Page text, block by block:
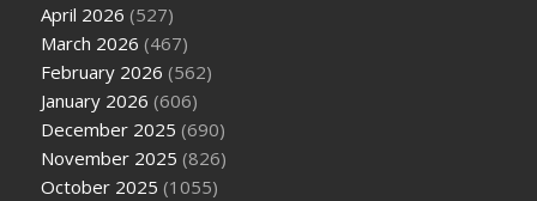
April 2026 (527)
March 2026 (467)
February 2026 (562)
January 2026 (606)
December 2025 (690)
November 2025 (826)
October 2025 (1055)